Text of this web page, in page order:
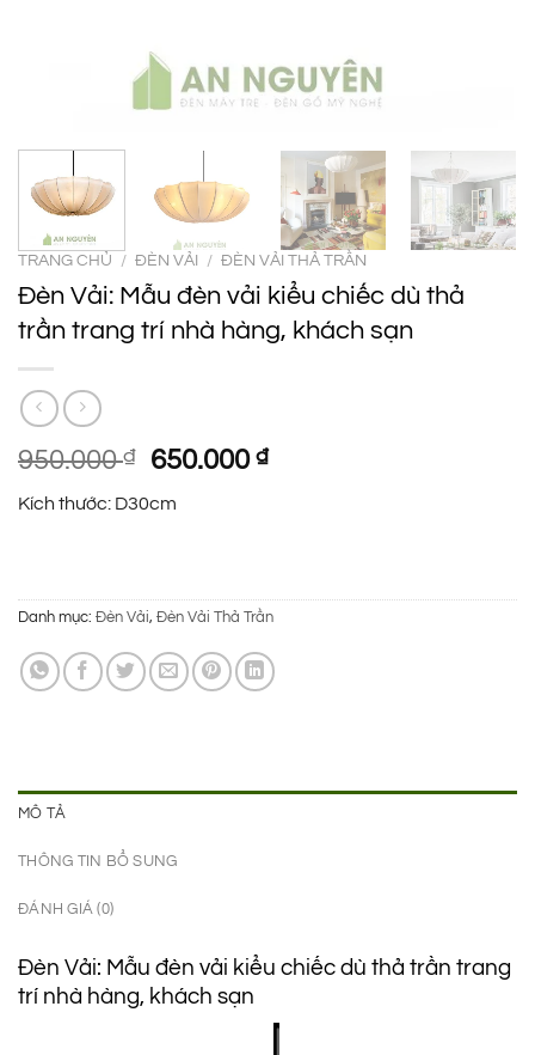
TRANG CHỦ / ĐÈN VẢI / ĐÈN VẢI THẢ TRẦN
Đèn Vải: Mẫu đèn vải kiểu chiếc dù thả
trần trang trí nhà hàng, khách sạn
950.000₫
Giá
là:
650.000₫Giá
Kích thước: D30cm
Danh mục: Đèn Vải, Đèn Vải Thả Trần
MÔ TẢ
THÔNG TIN BỔ SUNG
ĐÁNH GIÁ (0)
Đèn Vải: Mẫu đèn vải kiểu chiếc dù thả trần trang
trí nhà hàng, khách sạn